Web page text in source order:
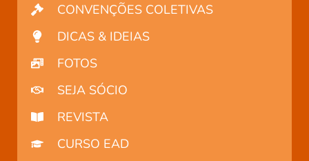
CONVENÇÕES COLETIVAS
DICAS & IDEIAS
FOTOS
SEJA SÓCIO
REVISTA
CURSO EAD